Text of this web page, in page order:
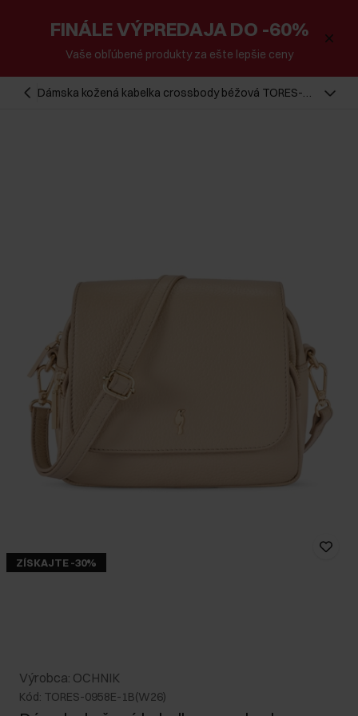
FINÁLE VÝPREDAJA DO -60%
Vaše obľúbené produkty za ešte lepšie ceny
Dámska kožená kabelka crossbody béžová TORES-
ZÍSKAJTE -30%
Výrobca: OCHNIK
Kód: TORES-0958E-1B(W26)